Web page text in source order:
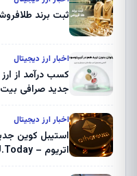
ثبت برند
اخبار ارز دیجیتال
کسب درآمد از
جدید صرافی
اخبار ارز دیجیتال
استیبل کوین
اتریوم – U.Today راه اندازی می شود